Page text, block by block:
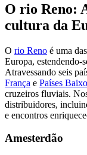
O rio Reno:
cultura da
O rio Reno é uma
Europa, estendendo-
Atravessando seis
França e Países
cruzeiros fluviais.
distribuidores,
e encontros
Amesterdão